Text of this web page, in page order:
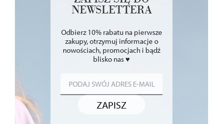
NEWSLETTERA
Odbierz 10% rabatu na pierwsze
zakupy, otrzymuj informacje o
nowościach, promocjach i bądź
blisko nas ♥
ZAPISZ